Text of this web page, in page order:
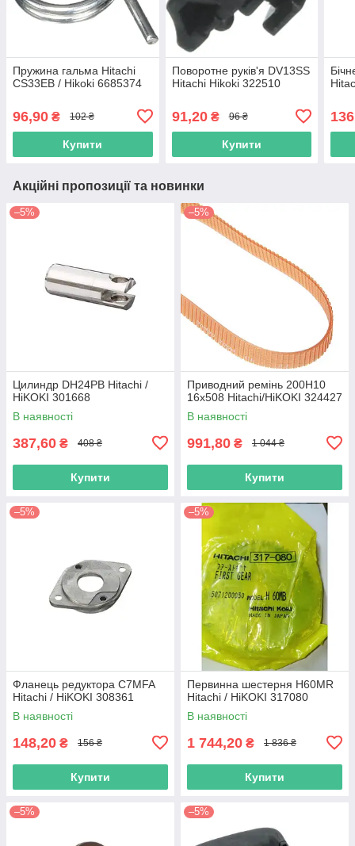
Пружина гальма Hitachi
CS33EB / Hikoki 6685374
96,90 ₴ 102 ₴
Купити
Поворотне руків'я DV13SS
Hitachi Hikoki 322510
91,20₴ 96 ₴
Купити
Акційні пропозиції та новинки
–5%
Цилиндр DH24PB Hitachi /
HiKOKI 301668
В наявності
387,60 ₴ 408 ₴
Купити
–5%
Приводний ремінь 200Н10
16х508 Hitachi/HiKOKI 324427
В наявності
991,80 ₴ 1 044 ₴
Купити
–5%
Фланець редуктора C7MFA
Hitachi / HiKOKI 308361
В наявності
148,20 ₴ 156 ₴
Купити
–5%
Первинна шестерня H60MR
Hitachi / HiKOKI 317080
В наявності
1 744,20 ₴ 1 836 ₴
Купити
–5% –5%